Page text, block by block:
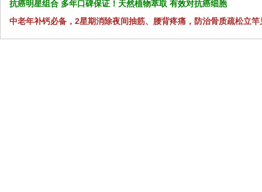
抗癌明星组合 多年口碑保证！天然植物萃取 有效对抗癌细胞
中老年补钙必备，2星期消除夜间抽筋、腰背疼痛，防治骨质疏松立竿